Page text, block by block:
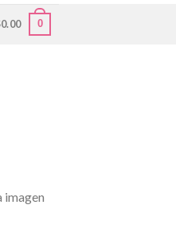
0.00 0
imagen